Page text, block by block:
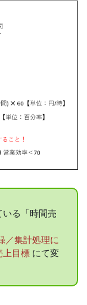
る「時間売
／集計処理に
上目標 にて変